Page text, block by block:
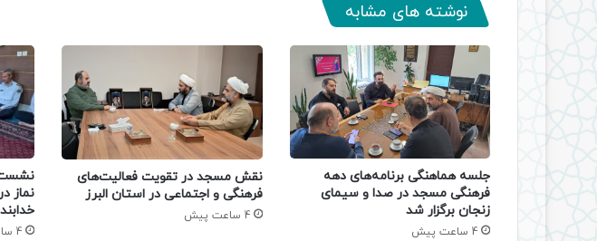
نوشته های مشابه
جلسه هماهنگی برنامه‌های دهه
فرهنگی مسجد در صدا و سیمای
زنجان برگزار شد
4 ساعت پیش
نقش مسجد در تقویت فعالیت‌های
فرهنگی و اجتماعی در استان البرز
4 ساعت پیش
نشست
نماز
4 ساعت پیش